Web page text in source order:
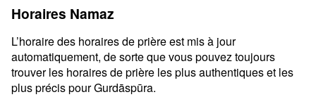
Horaires Namaz
L’horaire des horaires de prière est mis à jour
automatiquement, de sorte que vous pouvez toujours
trouver les horaires de prière les plus authentiques et les
plus précis pour Gurdāspūra.